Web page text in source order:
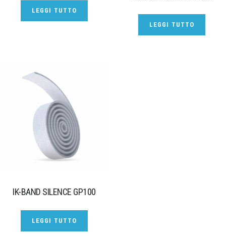
LEGGI TUTTO
LEGGI TUTTO
IK-BAND SILENCE GP100
LEGGI TUTTO